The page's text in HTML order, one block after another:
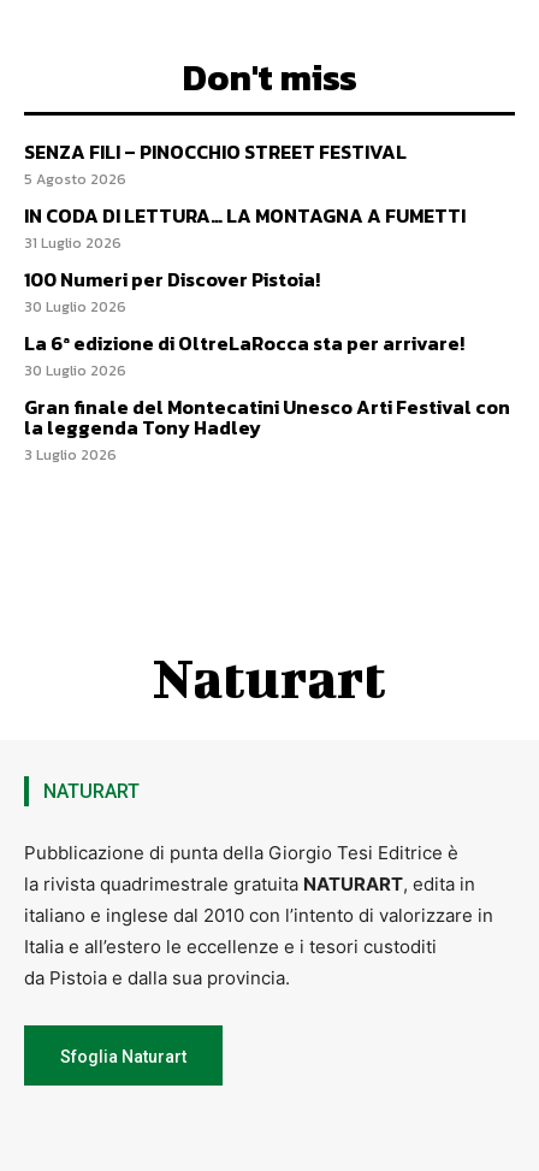
Don't miss
SENZA FILI – PINOCCHIO STREET FESTIVAL
5 Agosto 2026
IN CODA DI LETTURA… LA MONTAGNA A FUMETTI
31 Luglio 2026
100 Numeri per Discover Pistoia!
30 Luglio 2026
La 6ª edizione di OltreLaRocca sta per arrivare!
30 Luglio 2026
Gran finale del Montecatini Unesco Arti Festival con
la leggenda Tony Hadley
3 Luglio 2026
Naturart
NATURART
Pubblicazione di punta della Giorgio Tesi Editrice è
la rivista quadrimestrale gratuita NATURART, edita in
italiano e inglese dal 2010 con l’intento di valorizzare in
Italia e all’estero le eccellenze e i tesori custoditi
da Pistoia e dalla sua provincia.
Sfoglia Naturart